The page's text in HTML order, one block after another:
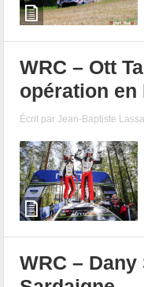
WRC – Ott
opération en
Écrit parJean-Baptiste
WRC –